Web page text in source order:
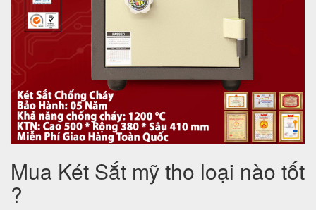
Mua Két Sắt mỹ tho loại nào tốt
?